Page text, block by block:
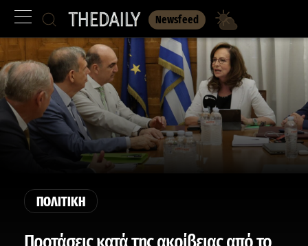
Newsfeed
ΠΟΛΙΤΙΚΗ